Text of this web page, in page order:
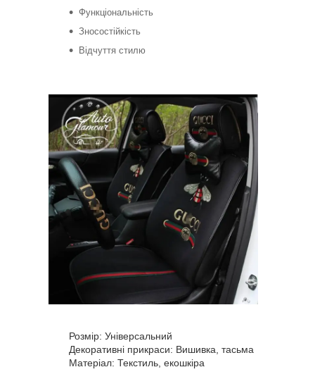
Функціональність
Зносостійкість
Відчуття стилю
Розмір: Універсальний
Декоративні прикраси: Вишивка, тасьма
Матеріал: Текстиль, екошкіра